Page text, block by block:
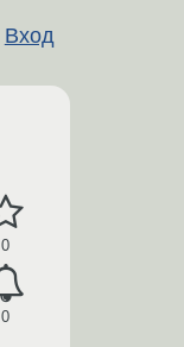
Вход
0
0